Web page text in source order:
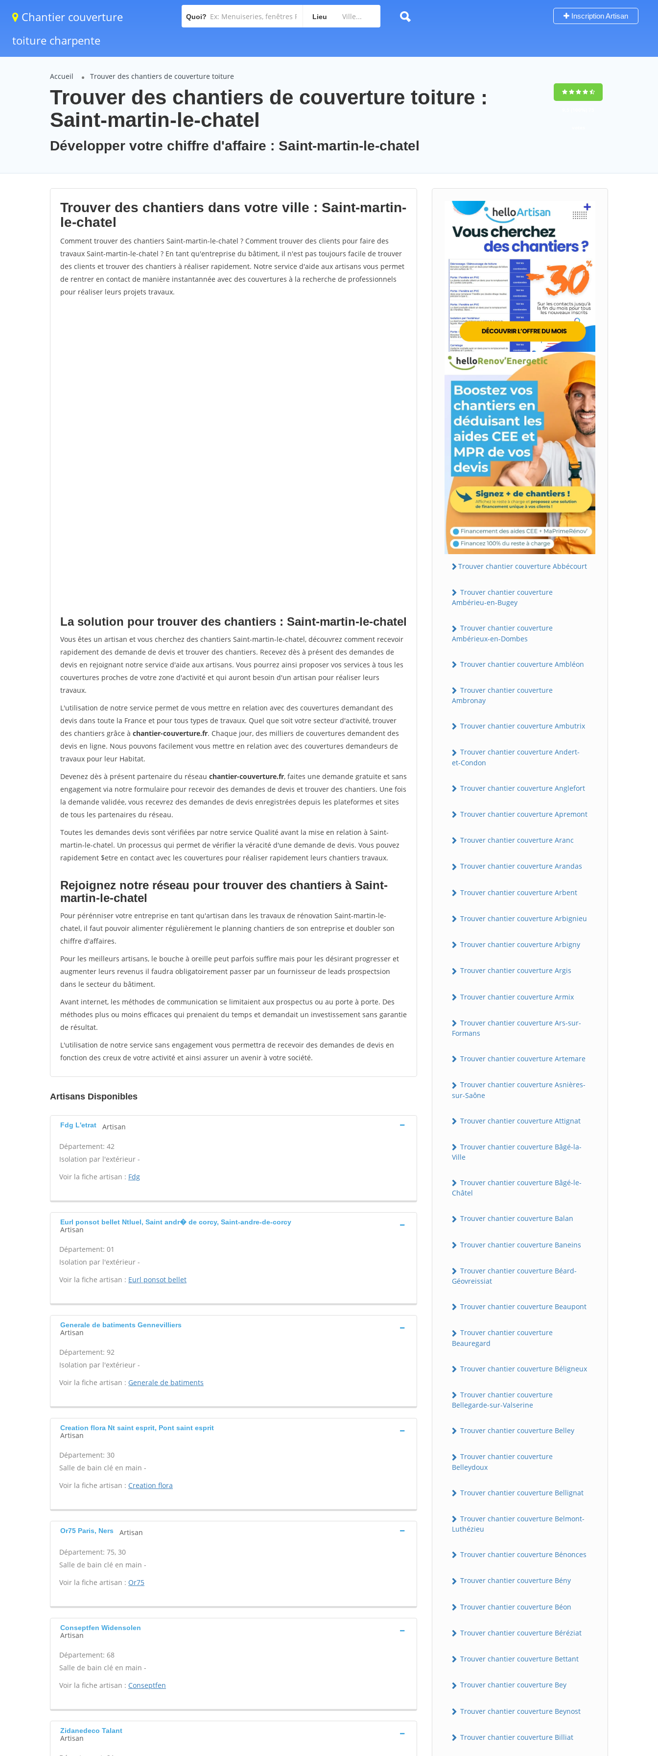
Chantier couverture
toiture charpente
Quoi? Lieu Inscription Artisan
Accueil Trouver des chantiers de couverture toiture
Trouver des chantiers de couverture toiture :
Saint-martin-le-chatel
Développer votre chiffre d'affaire : Saint-martin-le-chatel
Trouver des chantiers dans votre ville : Saint-martin-
le-chatel
Comment trouver des chantiers Saint-martin-le-chatel ? Comment trouver des clients pour faire des
travaux Saint-martin-le-chatel ? En tant qu'entreprise du bâtiment, il n'est pas toujours facile de trouver
des clients et trouver des chantiers à réaliser rapidement. Notre service d'aide aux artisans vous permet
de rentrer en contact de manière instantannée avec des couvertures à la recherche de professionnels
pour réaliser leurs projets travaux.
La solution pour trouver des chantiers : Saint-martin-le-chatel
Vous êtes un artisan et vous cherchez des chantiers Saint-martin-le-chatel, découvrez comment recevoir
rapidement des demande de devis et trouver des chantiers. Recevez dès à présent des demandes de
devis en rejoignant notre service d'aide aux artisans. Vous pourrez ainsi proposer vos services à tous les
couvertures proches de votre zone d'activité et qui auront besoin d'un artisan pour réaliser leurs
travaux.
L'utilisation de notre service permet de vous mettre en relation avec des couvertures demandant des
devis dans toute la France et pour tous types de travaux. Quel que soit votre secteur d'activité, trouver
des chantiers grâce à chantier-couverture.fr. Chaque jour, des milliers de couvertures demandent des
devis en ligne. Nous pouvons facilement vous mettre en relation avec des couvertures demandeurs de
travaux pour leur Habitat.
Devenez dès à présent partenaire du réseau chantier-couverture.fr, faites une demande gratuite et sans
engagement via notre formulaire pour recevoir des demandes de devis et trouver des chantiers. Une fois
la demande validée, vous recevrez des demandes de devis enregistrées depuis les plateformes et sites
de tous les partenaires du réseau.
Toutes les demandes devis sont vérifiées par notre service Qualité avant la mise en relation à Saint-
martin-le-chatel. Un processus qui permet de vérifier la véracité d'une demande de devis. Vous pouvez
rapidement $etre en contact avec les couvertures pour réaliser rapidement leurs chantiers travaux.
Rejoignez notre réseau pour trouver des chantiers à Saint-
martin-le-chatel
Pour pérénniser votre entreprise en tant qu'artisan dans les travaux de rénovation Saint-martin-le-
chatel, il faut pouvoir alimenter régulièrement le planning chantiers de son entreprise et doubler son
chiffre d'affaires.
Pour les meilleurs artisans, le bouche à oreille peut parfois suffire mais pour les désirant progresser et
augmenter leurs revenus il faudra obligatoirement passer par un fournisseur de leads prospectsion
dans le secteur du bâtiment.
Avant internet, les méthodes de communication se limitaient aux prospectus ou au porte à porte. Des
méthodes plus ou moins efficaces qui prenaient du temps et demandait un investissement sans garantie
de résultat.
L'utilisation de notre service sans engagement vous permettra de recevoir des demandes de devis en
fonction des creux de votre activité et ainsi assurer un avenir à votre société.
Artisans Disponibles
Fdg L'etrat Artisan
Département: 42
Isolation par l'extérieur -
Voir la fiche artisan : Fdg
Eurl ponsot bellet Ntluel, Saint andr� de corcy, Saint-andre-de-corcy
Artisan
Département: 01
Isolation par l'extérieur -
Voir la fiche artisan : Eurl ponsot bellet
Generale de batiments Gennevilliers
Artisan
Département: 92
Isolation par l'extérieur -
Voir la fiche artisan : Generale de batiments
Creation flora Nt saint esprit, Pont saint esprit
Artisan
Département: 30
Salle de bain clé en main -
Voir la fiche artisan : Creation flora
Or75 Paris, Ners Artisan
Département: 75, 30
Salle de bain clé en main -
Voir la fiche artisan : Or75
Conseptfen Widensolen
Artisan
Département: 68
Salle de bain clé en main -
Voir la fiche artisan : Conseptfen
Zidanedeco Talant
Artisan
Trouver chantier couverture Abbécourt
Trouver chantier couverture
Ambérieu-en-Bugey
Trouver chantier couverture
Ambérieux-en-Dombes
Trouver chantier couverture Ambléon
Trouver chantier couverture
Ambronay
Trouver chantier couverture Ambutrix
Trouver chantier couverture Andert-
et-Condon
Trouver chantier couverture Anglefort
Trouver chantier couverture Apremont
Trouver chantier couverture Aranc
Trouver chantier couverture Arandas
Trouver chantier couverture Arbent
Trouver chantier couverture Arbignieu
Trouver chantier couverture Arbigny
Trouver chantier couverture Argis
Trouver chantier couverture Armix
Trouver chantier couverture Ars-sur-
Formans
Trouver chantier couverture Artemare
Trouver chantier couverture Asnières-
sur-Saône
Trouver chantier couverture Attignat
Trouver chantier couverture Bâgé-la-
Ville
Trouver chantier couverture Bâgé-le-
Châtel
Trouver chantier couverture Balan
Trouver chantier couverture Baneins
Trouver chantier couverture Béard-
Géovreissiat
Trouver chantier couverture Beaupont
Trouver chantier couverture
Beauregard
Trouver chantier couverture Béligneux
Trouver chantier couverture
Bellegarde-sur-Valserine
Trouver chantier couverture Belley
Trouver chantier couverture
Belleydoux
Trouver chantier couverture Bellignat
Trouver chantier couverture Belmont-
Luthézieu
Trouver chantier couverture Bénonces
Trouver chantier couverture Bény
Trouver chantier couverture Béon
Trouver chantier couverture Béréziat
Trouver chantier couverture Bettant
Trouver chantier couverture Bey
Trouver chantier couverture Beynost
Trouver chantier couverture Billiat